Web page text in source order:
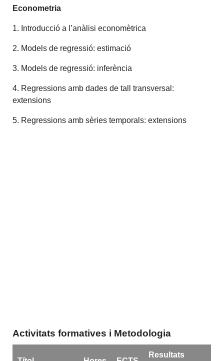
Econometria
1. Introducció a l’anàlisi economètrica
2. Models de regressió: estimació
3. Models de regressió: inferència
4. Regressions amb dades de tall transversal:
extensions
5. Regressions amb sèries temporals: extensions
Activitats formatives i Metodologia
Resultats